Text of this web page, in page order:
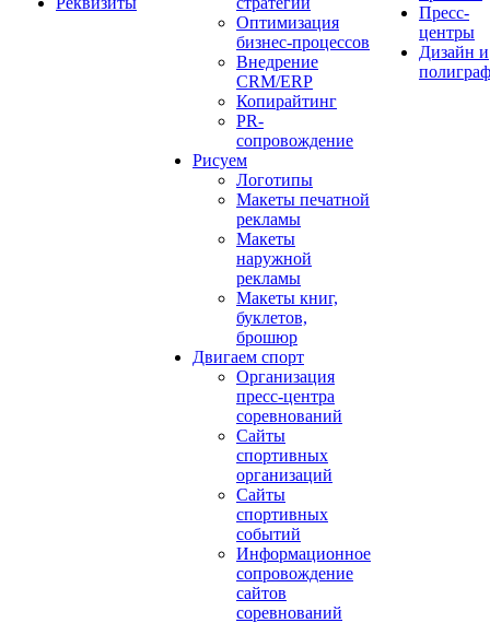
Оптимизация
бизнес-процессов
Внедрение
CRM/ERP
Копирайтинг
PR-
сопровождение
Рисуем
Логотипы
Макеты печатной
рекламы
Макеты
наружной
рекламы
Макеты книг,
буклетов,
брошюр
Двигаем спорт
Организация
пресс-центра
соревнований
Сайты
спортивных
организаций
Сайты
спортивных
событий
Информационное
сопровождение
сайтов
соревнований
Пресс-
центры
Дизайн и